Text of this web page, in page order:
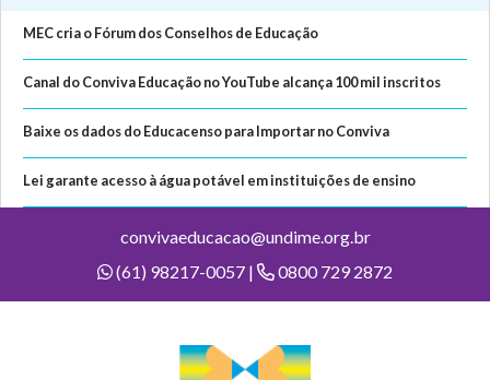
MEC cria o Fórum dos Conselhos de Educação
Canal do Conviva Educação no YouTube alcança 100 mil inscritos
Baixe os dados do Educacenso para Importar no Conviva
Lei garante acesso à água potável em instituições de ensino
convivaeducacao@undime.org.br
(61) 98217-0057 |
0800 729 2872